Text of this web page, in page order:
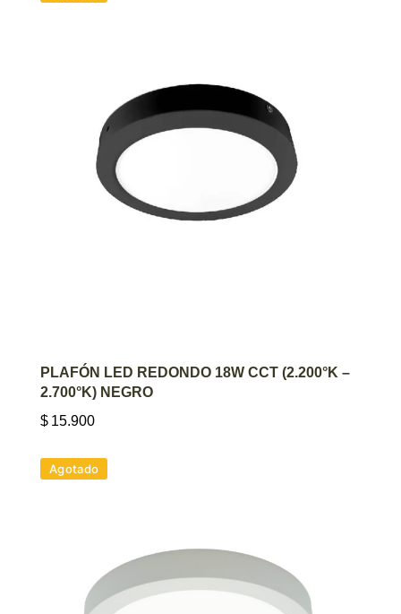
AGREGAR AL CARRITO
PLAFÓN LED REDONDO 18W CCT (2.200°K –
2.700°K) NEGRO
$ 15.900
Agotado